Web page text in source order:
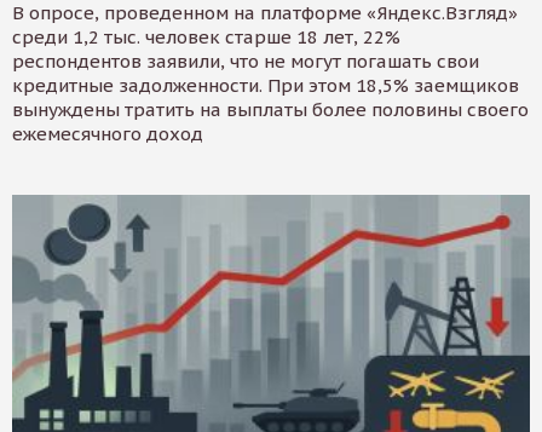
В опросе, проведенном на платформе «Яндекс.Взгляд»
среди 1,2 тыс. человек старше 18 лет, 22%
респондентов заявили, что не могут погашать свои
кредитные задолженности. При этом 18,5% заемщиков
вынуждены тратить на выплаты более половины своего
ежемесячного доход